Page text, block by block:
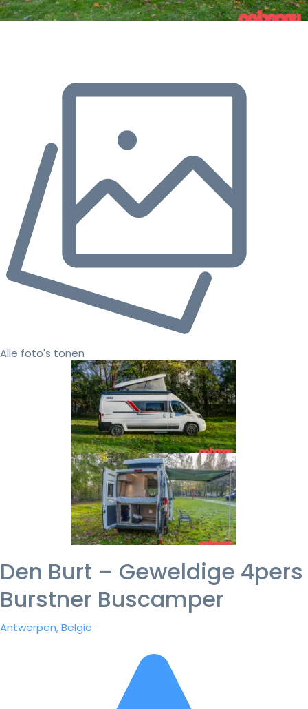
Alle foto's tonen
Den Burt – Geweldige 4pers
Burstner Buscamper
Antwerpen, België